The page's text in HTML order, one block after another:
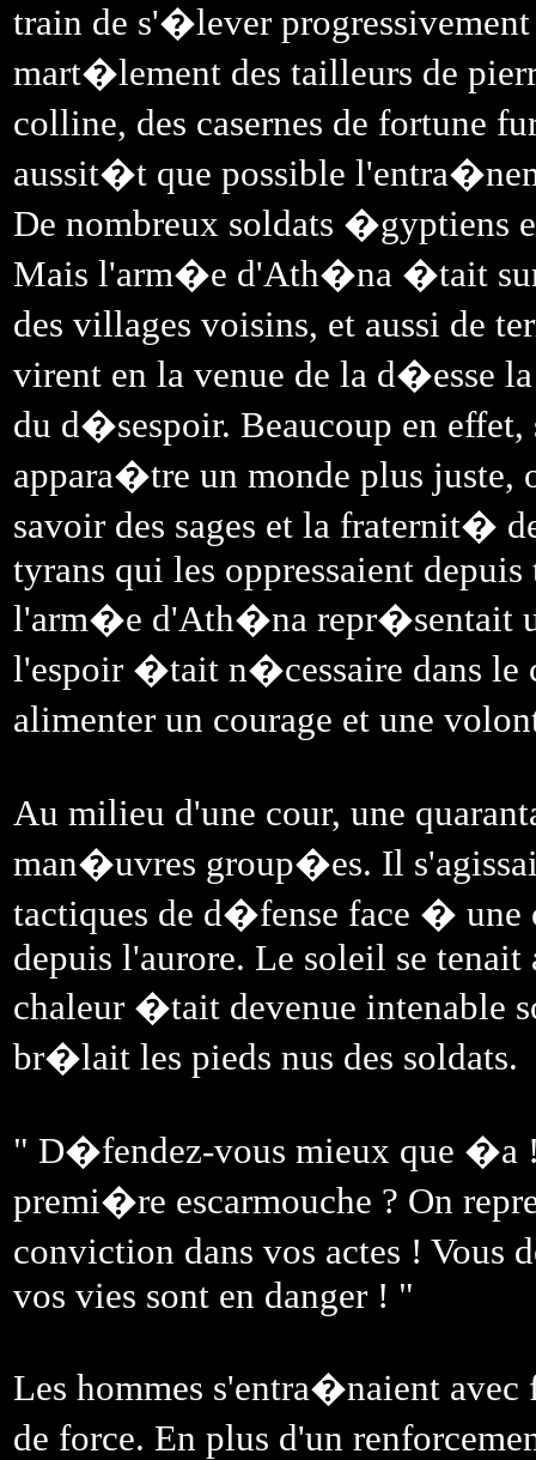
train de s'�lever
mart�lement des tailleurs de
colline, des casernes de fortune
aussit�t que possible
De nombreux soldats
Mais l'arm�e d'Ath�na �tait
des villages voisins, et aussi de
virent en la venue de la d�esse
du d�sespoir. Beaucoup en
appara�tre un monde plus
savoir des sages et la fraternit�
tyrans qui les oppressaient
l'arm�e d'Ath�na repr�sentait
l'espoir �tait n�cessaire dans le
alimenter un courage et une
Au milieu d'une cour, une
man�uvres group�es. Il
tactiques de d�fense face � une
depuis l'aurore. Le soleil se
chaleur �tait devenue intenable
br�lait les pieds nus des soldats.
" D�fendez-vous mieux que �a
premi�re escarmouche ? On
conviction dans vos actes !
vos vies sont en danger ! "
Les hommes s'entra�naient
de force. En plus d'un